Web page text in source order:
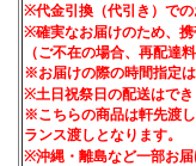
※代金引換（代引き）での
※確実なお届けのため、携
（ご不在の場合、再配達
※お届けの際の時間指定は
※土日祝祭日の配送はでき
※こちらの商品は軒先渡
ランス渡しとなります。
※沖縄・離島など一部お